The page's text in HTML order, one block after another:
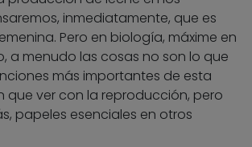
inmediatamente, que es
Pero en biología, máxime en
a menudo las cosas no son lo que
más importantes de esta
que ver con la reproducción, pero
papeles esenciales en otros